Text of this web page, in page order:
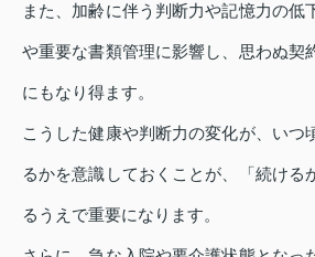
また、加齢に伴う判断力や記憶力の低
や重要な書類管理に影響し、思わぬ契
にもなり得ます。
こうした健康や判断力の変化が、いつ
るかを意識しておくことが、「続ける
るうえで重要になります。